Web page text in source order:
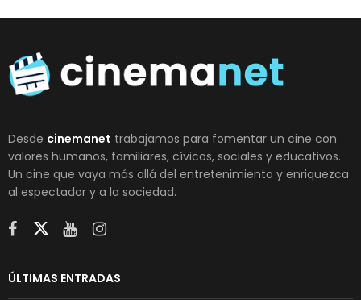
Desde cinemanet trabajamos para fomentar un cine con
valores humanos, familiares, cívicos, sociales y educativos.
Un cine que vaya más allá del entretenimiento y enriquezca
al espectador y a la sociedad.
ÚLTIMAS ENTRADAS